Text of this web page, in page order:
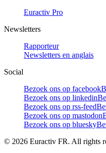
Euractiv Pro
Newsletters
Rapporteur
Newsletters en anglais
Social
Bezoek ons op facebook
Bezoek ons op linkedin
Bezoek ons op rss-feed
Bezoek ons op mastodon
Bezoek ons op bluesky
© 2026 Euractiv FR. All rights